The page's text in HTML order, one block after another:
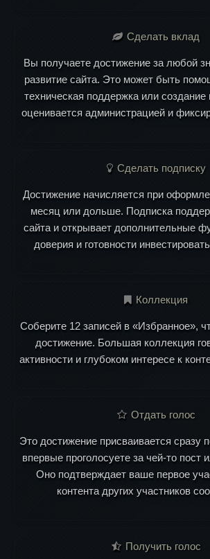
Сделать вклад
Вы получаете достижение за любой
развитие сайта. Это может быть
техническая поддержка или создание
оценивается администрацией и
Сделать подписку
Достижение начисляется при
месяц или дольше. Подписка
сайта и открывает дополнительные
доверия и готовности
Коллекция
Соберите 12 записей в «Избранное»,
достижение. Большая коллекция
активности и глубоком интересе к
Отдать голос
Это достижение присваивается сразу
впервые проголосуете за чей-то пост
Оно подтверждает ваше первое
контента других участников
Получить голос